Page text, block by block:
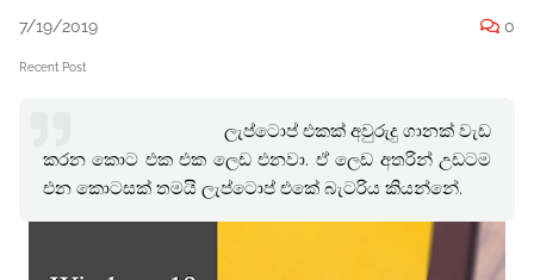
7/19/2019 0
Recent Post
ලැප්ටොප් එකක් අවුරුදු ගානක් වැඩ
කරන කොට එක එක ලෙඩ එනවා. ඒ ලෙඩ අතරින් උඩටම
එන කොටසක් තමයි ලැප්ටොප් එකේ බැටරිය කියන්නේ.